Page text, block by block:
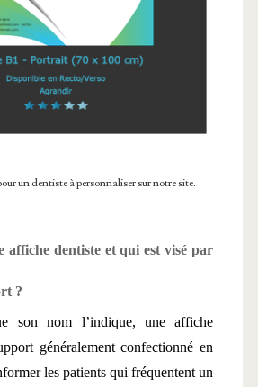
un dentiste à personnaliser sur notre site.
affiche dentiste et qui est visé par
?
son nom l’indique, une affiche
généralement confectionné en
les patients qui fréquentent un